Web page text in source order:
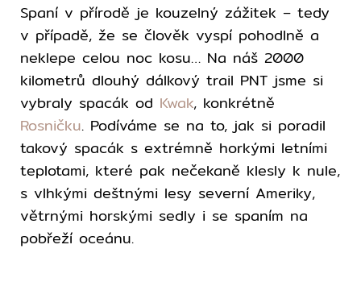
Spaní v přírodě je kouzelný zážitek – tedy
v případě, že se člověk vyspí pohodlně a
neklepe celou noc kosu… Na náš 2000
kilometrů dlouhý dálkový trail PNT jsme si
vybraly spacák od Kwak, konkrétně
Rosničku. Podíváme se na to, jak si poradil
takový spacák s extrémně horkými letními
teplotami, které pak nečekaně klesly k nule,
s vlhkými deštnými lesy severní Ameriky,
větrnými horskými sedly i se spaním na
pobřeží oceánu.